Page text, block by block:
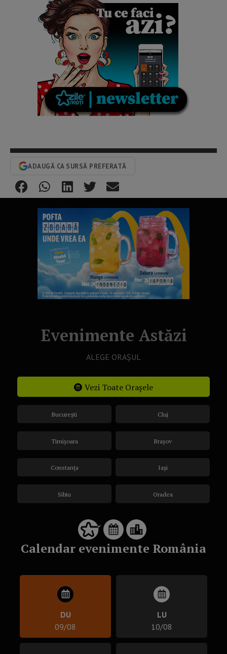
ADAUGĂ CA SURSĂ PREFERATĂ
Evenimente Astăzi
ALEGE ORAȘUL
Vezi Toate Orașele
București
Timișoara
Constanța
Sibiu
Cluj
Brașov
Iași
Oradea
Calendar evenimente România
DU
09/08
LU
10/08